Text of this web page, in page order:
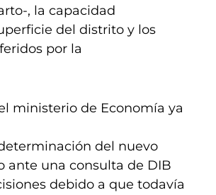
, la capacidad
del distrito y los
por la
ministerio de Economía ya
del nuevo
ante una consulta de DIB
debido a que todavía